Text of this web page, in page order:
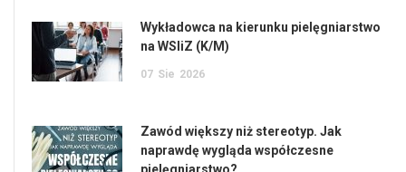
Wykładowca na kierunku pielęgniarstwo
na WSIiZ (K/M)
07 Sie 2026
Zawód większy niż stereotyp. Jak
naprawdę wygląda współczesne